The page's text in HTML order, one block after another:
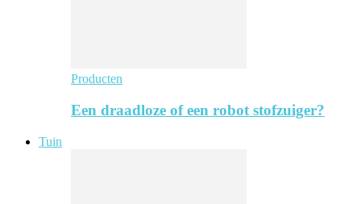
Producten
Een draadloze of een robot stofzuiger?
Tuin